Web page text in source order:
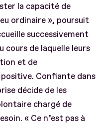
la capacité de
ordinaire », poursuit
successivement
cours de laquelle leurs
et de
Confiante dans
décide de les
chargé de
« Ce n’est pas à